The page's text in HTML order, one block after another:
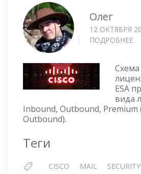
Олег
12 ОКТЯБРЯ
ПОДРОБНЕЕ
Схема
ESA
вида
Inbound, Outbound, Premium
Outbound).
Теги
CISCO MAIL SECURITY